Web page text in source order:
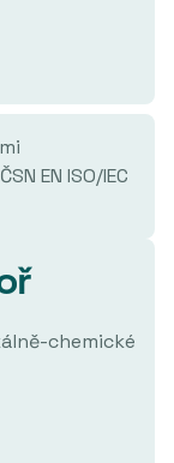
EN ISO/IEC
chemické